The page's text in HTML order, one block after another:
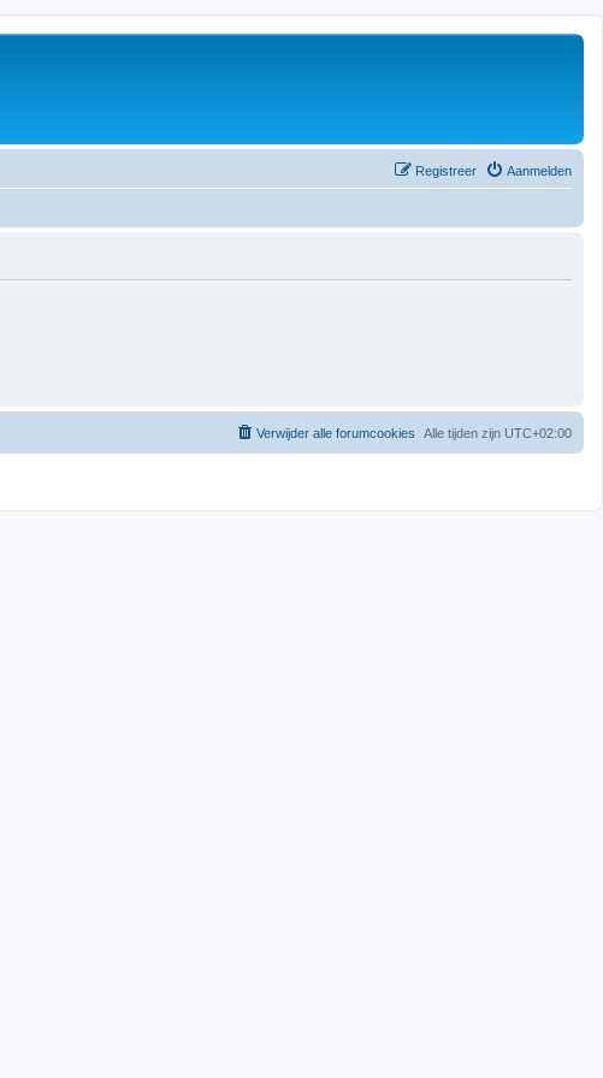
Aanmelden
Registreer
Alle tijden zijn UTC+02:00
Verwijder alle forumcookies